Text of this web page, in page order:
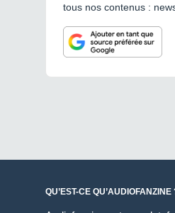
tous nos contenus :
QU’EST-CE QU’AUDIOFANZINE